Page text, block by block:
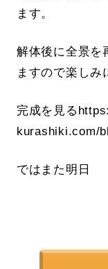
ます。
解体後に全景を
ますので楽しみ
完成を見る
kurashiki.com/
ではまた明日